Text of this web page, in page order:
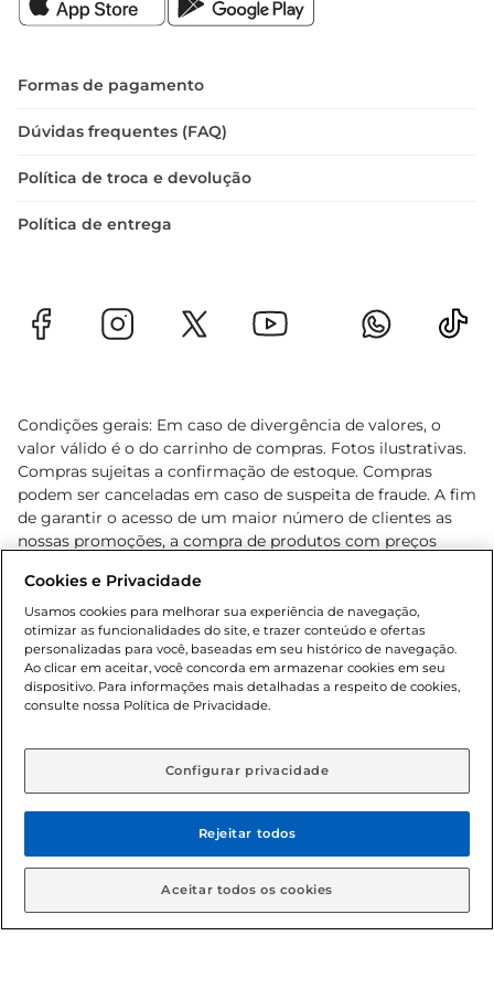
destaquem. Após aberto, recomendase
melhor experiência.
Formas de pagamento
Dúvidas frequentes (FAQ)
Política de troca e devolução
Política de entrega
Condições gerais: Em caso de divergência de valores, o
valor válido é o do carrinho de compras. Fotos ilustrativas.
Compras sujeitas a confirmação de estoque. Compras
podem ser canceladas em caso de suspeita de fraude. A fim
de garantir o acesso de um maior número de clientes as
nossas promoções, a compra de produtos com preços
cliente. Os preços, ofertas e condições são exclusivos para
o e-commerce e válidos durante o dia de hoje, podendo
sofrer alterações sem prévia notificação. Proibida a venda
de bebidas alcoólicas para menores de 18 anos, conforme
Lei n.º 8069/90, art. 81, inciso II (Estatuto da Criança e do
Adolescente). Preços e condições exclusivos para o
aviso prévio. O valor mínimo para as compras on-line é de
© 2026 Copyright. Todos os direitos
reservados Gbarbosa.
Cookies e Privacidade
Usamos cookies para melhorar sua experiência de navegação,
otimizar as funcionalidades do site, e trazer conteúdo e ofertas
personalizadas para você, baseadas em seu histórico de navegação.
Ao clicar em aceitar, você concorda em armazenar cookies em seu
dispositivo. Para informações mais detalhadas a respeito de cookies,
consulte nossa Política de Privacidade.
Configurar privacidade
Rejeitar todos
Aceitar todos os cookies